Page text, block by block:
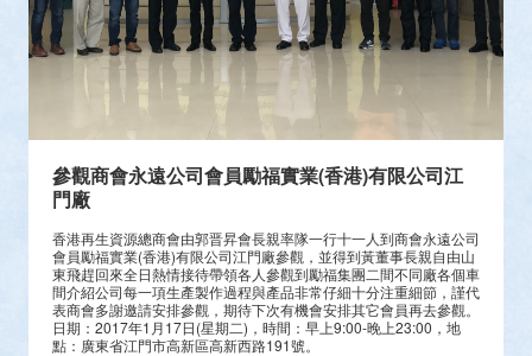
參觀商會永遠公司會員勵福實業(香港)有限公司江
門廠
香港再生資源總商會由郭晋昇會長親率隊一行十一人到商會永遠公司
會員勵福實業(香港)有限公司江門廠參觀，並得到黃董事長親自由山
東飛趕回來全日熱情接待帶領各人參觀到勵福集團二間不同廠各個車
間介紹公司每一項生產製作過程與產品非常仔細十分注重細節，謹代
表商會多謝邀請安排參觀，期待下次有機會安排其它會員再去參觀。
日期：2017年1月17日(星期二)，時間：早上9:00-晚上23:00，地
點：廣東省江門市高新區高新西路191號。